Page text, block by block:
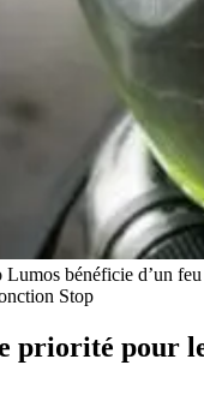
Lumos bénéficie d’un
Stop
priorité pour